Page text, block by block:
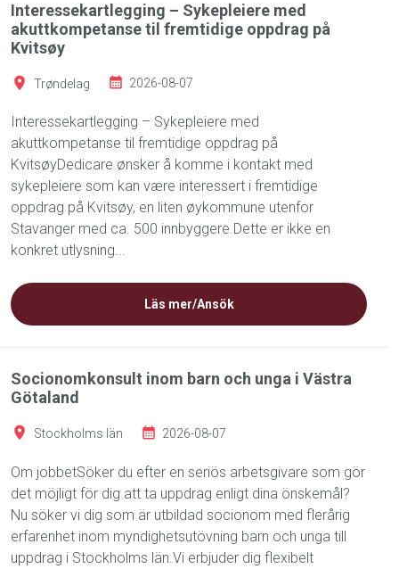
Interessekartlegging – Sykepleiere med
akuttkompetanse til fremtidige oppdrag på
Kvitsøy
Trøndelag 2026-08-07
Interessekartlegging – Sykepleiere med
akuttkompetanse til fremtidige oppdrag på
KvitsøyDedicare ønsker å komme i kontakt med
sykepleiere som kan være interessert i fremtidige
oppdrag på Kvitsøy, en liten øykommune utenfor
Stavanger med ca. 500 innbyggere.Dette er ikke en
konkret utlysning...
Läs mer/Ansök
Socionomkonsult inom barn och unga i Västra
Götaland
Stockholms län 2026-08-07
Om jobbetSöker du efter en seriös arbetsgivare som gör
det möjligt för dig att ta uppdrag enligt dina önskemål?
Nu söker vi dig som är utbildad socionom med flerårig
erfarenhet inom myndighetsutövning barn och unga till
uppdrag i Stockholms län.Vi erbjuder dig flexibelt